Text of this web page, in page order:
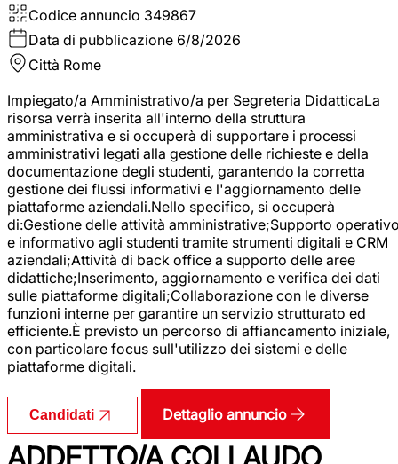
Codice annuncio 349867
Data di pubblicazione 6/8/2026
Città Rome
Impiegato/a Amministrativo/a per Segreteria DidatticaLa
risorsa verrà inserita all'interno della struttura
amministrativa e si occuperà di supportare i processi
amministrativi legati alla gestione delle richieste e della
documentazione degli studenti, garantendo la corretta
gestione dei flussi informativi e l'aggiornamento delle
piattaforme aziendali.Nello specifico, si occuperà
di:Gestione delle attività amministrative;Supporto
e informativo agli studenti tramite strumenti digitali e CRM
aziendali;Attività di back office a supporto delle aree
didattiche;Inserimento, aggiornamento e verifica dei dati
sulle piattaforme digitali;Collaborazione con le diverse
funzioni interne per garantire un servizio strutturato ed
efficiente.È previsto un percorso di affiancamento iniziale,
con particolare focus sull'utilizzo dei sistemi e delle
piattaforme digitali.
Candidati Dettaglio annuncio
ADDETTO/A COLLAUDO